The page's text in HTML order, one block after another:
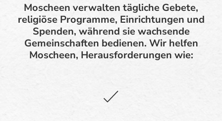
Moscheen verwalten tägliche Gebete,
religiöse Programme, Einrichtungen und
Spenden, während sie wachsende
Gemeinschaften bedienen. Wir helfen
Moscheen, Herausforderungen wie: